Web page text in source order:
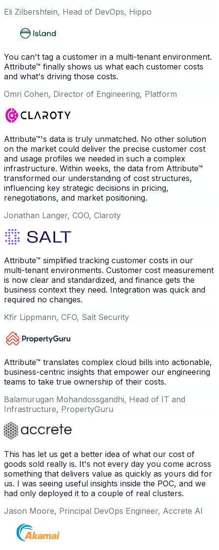
Eli Zilbershtein, Head of DevOps, Hippo
You can't tag a customer in a multi-tenant environment.
Attribute™ finally shows us what each customer costs
and what's driving those costs.
Omri Cohen, Director of Engineering, Platform
Attribute™'s data is truly unmatched. No other solution
on the market could deliver the precise customer cost
and usage profiles we needed in such a complex
infrastructure. Within weeks, the data from Attribute™
transformed our understanding of cost structures,
influencing key strategic decisions in pricing,
renegotiations, and market positioning.
Jonathan Langer, COO, Claroty
Attribute™ simplified tracking customer costs in our
multi-tenant environments. Customer cost measurement
is now clear and standardized, and finance gets the
business context they need. Integration was quick and
required no changes.
Kfir Lippmann, CFO, Salt Security
Attribute™ translates complex cloud bills into actionable,
business-centric insights that empower our engineering
teams to take true ownership of their costs.
Balamurugan Mohandossgandhi, Head of IT and
Infrastructure, PropertyGuru
This has let us get a better idea of what our cost of
goods sold really is. It's not every day you come across
something that delivers value as quickly as yours did for
us. I was seeing useful insights inside the POC, and we
had only deployed it to a couple of real clusters.
Jason Moore, Principal DevOps Engineer, Accrete AI